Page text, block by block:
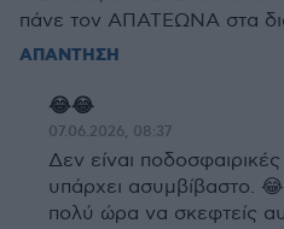
πάνε τον ΑΠΑΤΕΩΝΑ στα
ΑΠΑΝΤΗΣΗ
😂😂
07.06.2026, 08:37
Δεν είναι
υπάρχει ασυμβίβαστο.
πολύ ώρα να σκεφτείς